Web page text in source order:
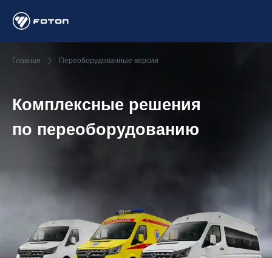
Главная Переоборудованные версии
Комплексные решения
по пере­оборудо­ванию